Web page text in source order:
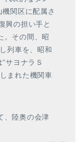
関区に配属さ
興の担い手と
。その間、昭
列車を、昭和
サヨナラＳ
まれた機関車
、陸奥の会津